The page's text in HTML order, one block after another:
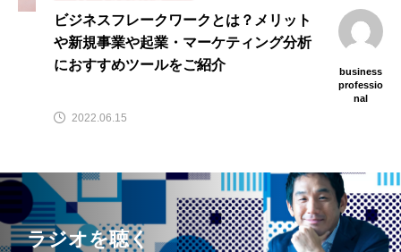
レンタルビジネス 事業承継 会社設立
保育事業 個人M&A 副業
起業の失敗図鑑 起業完全ガイド 起業家
転職 音声メディア
ビジネスフレークワークとは？メリット
や新規事業や起業・マーケティング分析
におすすめツールをご紹介
business
professio
nal
2022.06.15
ラジオを聴く